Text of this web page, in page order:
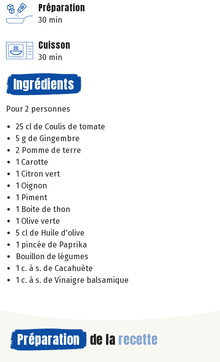
Préparation
30 min
Cuisson
30 min
Ingrédients
Pour 2 personnes
25 cl de Coulis de tomate
5 g de Gingembre
2 Pomme de terre
1 Carotte
1 Citron vert
1 Oignon
1 Piment
1 Boite de thon
1 Olive verte
5 cl de Huile d'olive
1 pincée de Paprika
Bouillon de légumes
1 c. à s. de Cacahuète
1 c. à s. de Vinaigre balsamique
Préparation de la recette